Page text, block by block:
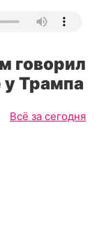
говорил
у Трампа
Всё за сегодня